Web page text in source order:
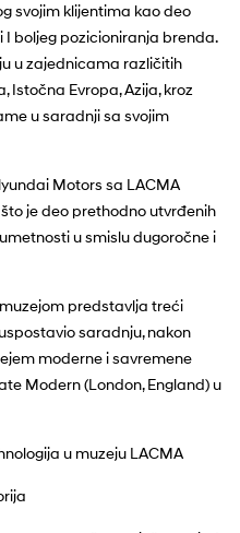
svojim klijentima kao deo
I boljeg pozicioniranja brenda.
u zajednicama različitih
Istočna Evropa, Azija, kroz
u saradnji sa svojim
Motors sa LACMA
je deo prethodno utvrđenih
u smislu dugoročne i
predstavlja treći
saradnju, nakon
moderne i savremene
Modern (London, England) u
u muzeju LACMA